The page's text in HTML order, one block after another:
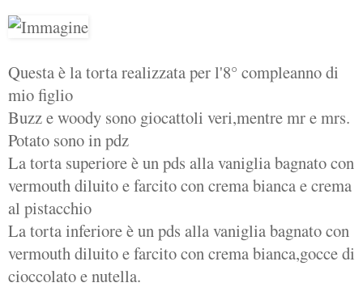
Questa è la torta realizzata per l'8° compleanno di
mio figlio
Buzz e woody sono giocattoli veri,mentre mr e mrs.
Potato sono in pdz
La torta superiore è un pds alla vaniglia bagnato con
vermouth diluito e farcito con crema bianca e crema
al pistacchio
La torta inferiore è un pds alla vaniglia bagnato con
vermouth diluito e farcito con crema bianca,gocce di
cioccolato e nutella.